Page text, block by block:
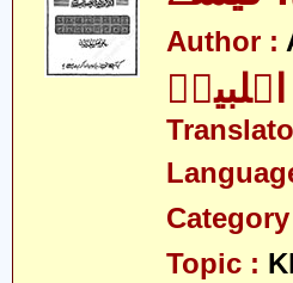
Author :
Topic :